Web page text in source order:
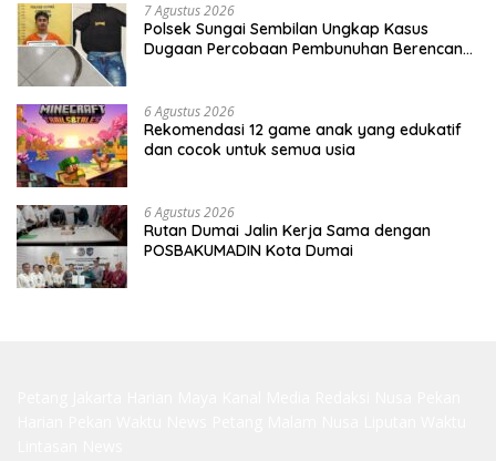
7 Agustus 2026
Polsek Sungai Sembilan Ungkap Kasus
Dugaan Percobaan Pembunuhan Berencana,
6 Agustus 2026
Rekomendasi 12 game anak yang edukatif
dan cocok untuk semua usia
6 Agustus 2026
Rutan Dumai Jalin Kerja Sama dengan
POSBAKUMADIN Kota Dumai